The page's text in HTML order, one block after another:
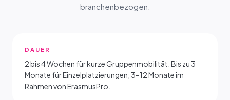
branchenbezogen.
DAUER
2 bis 4 Wochen für kurze Gruppenmobilität. Bis zu 3
Monate für Einzelplatzierungen; 3–12 Monate im
Rahmen von ErasmusPro.